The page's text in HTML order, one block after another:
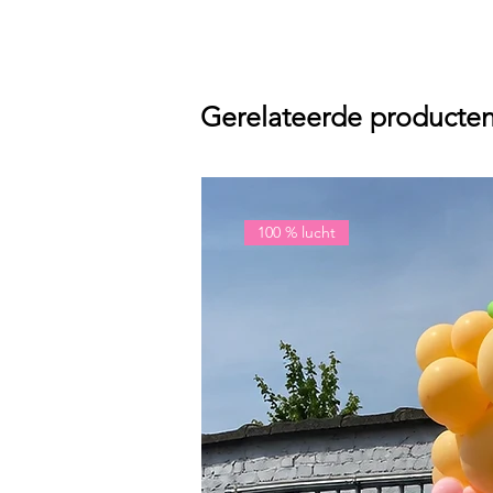
Gerelateerde
100 % lucht